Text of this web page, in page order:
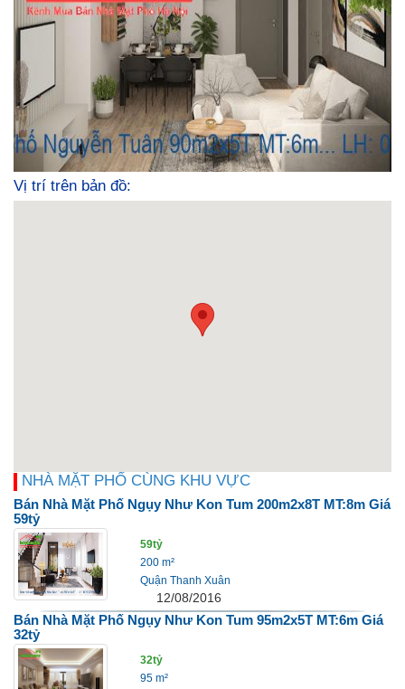
Vị trí trên bản đồ:
NHÀ MẶT PHỐ CÙNG KHU VỰC
Bán Nhà Mặt Phố Ngụy Như Kon Tum 200m2x8T MT:8m Giá
59tỷ
59tỷ
200 m²
Quận Thanh Xuân
12/08/2016
Bán Nhà Mặt Phố Ngụy Như Kon Tum 95m2x5T MT:6m Giá
32tỷ
32tỷ
95 m²